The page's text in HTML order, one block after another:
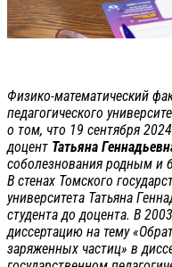
Физико-математический
педагогического
о том, что 19 сентября
доцент Татьяна
соболезнования родным и
В стенах Томского
университета Татьяна
студента до доцента. В
диссертацию на тему
заряженных частиц» в